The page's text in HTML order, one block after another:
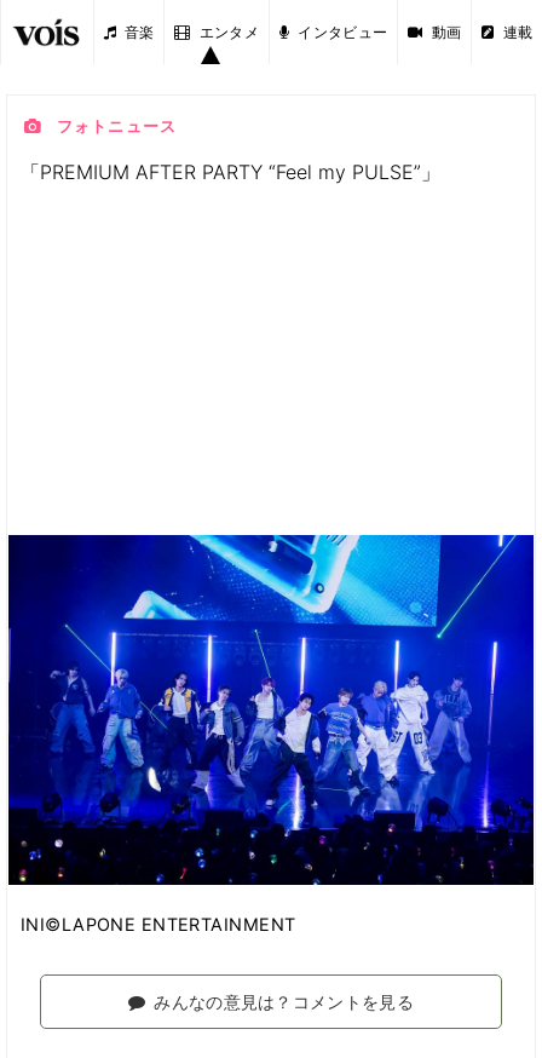
音楽 エンタメ インタビュー 動画 連載
フォトニュース
「PREMIUM AFTER PARTY “Feel my PULSE”」
INI©LAPONE ENTERTAINMENT
みんなの意見は？コメントを見る